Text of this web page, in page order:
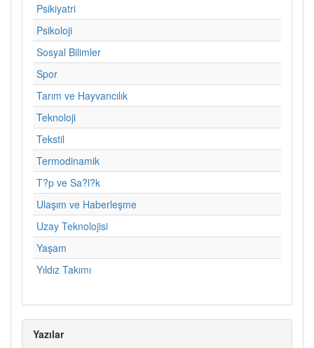
Psikiyatri
Psikoloji
Sosyal Bilimler
Spor
Tarım ve Hayvancılık
Teknoloji
Tekstil
Termodinamik
T?p ve Sa?l?k
Ulaşım ve Haberleşme
Uzay Teknolojisi
Yaşam
Yıldız Takımı
Yazılar